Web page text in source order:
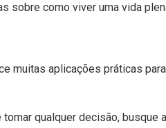
sobre como viver uma vida
muitas aplicações práticas
qualquer decisão, busque